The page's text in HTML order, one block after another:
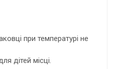
при температурі не
дітей місці.